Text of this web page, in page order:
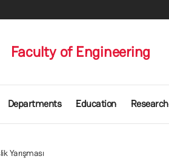
Faculty of Engineering
Departments Education Research
Yarışması